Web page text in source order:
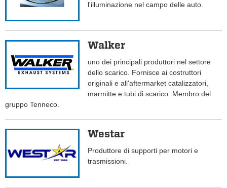
l'illuminazione nel campo delle auto.
Walker
uno dei principali produttori nel settore
dello scarico. Fornisce ai costruttori
originali e all'aftermarket catalizzatori,
marmitte e tubi di scarico. Membro del
gruppo Tenneco.
Westar
Produttore di supporti per motori e
trasmissioni.